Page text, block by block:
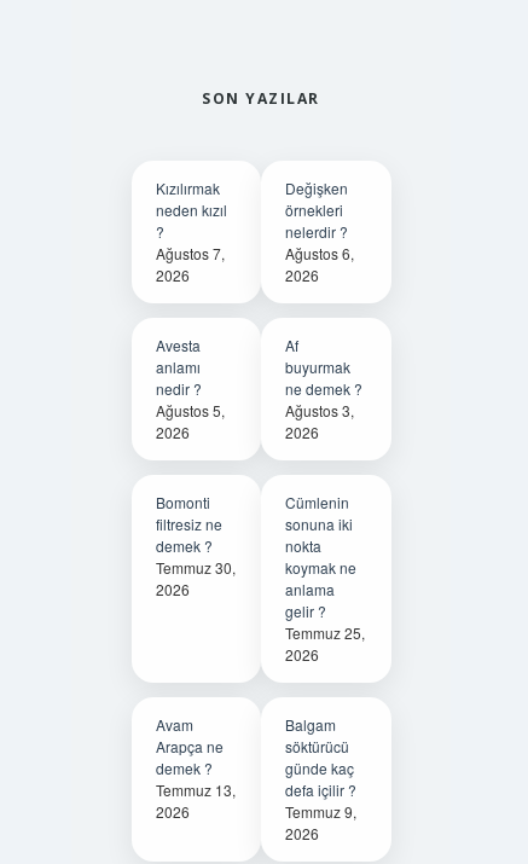
SON YAZILAR
Kızılırmak
neden kızıl
?
Ağustos 7,
2026
Değişken
örnekleri
nelerdir ?
Ağustos 6,
2026
Avesta
anlamı
nedir ?
Ağustos 5,
2026
Af
buyurmak
ne demek ?
Ağustos 3,
2026
Bomonti
filtresiz ne
demek ?
Temmuz 30,
2026
Cümlenin
sonuna iki
nokta
koymak ne
anlama
gelir ?
Temmuz 25,
2026
Avam
Arapça ne
demek ?
Temmuz 13,
2026
Balgam
söktürücü
günde kaç
defa içilir ?
Temmuz 9,
2026